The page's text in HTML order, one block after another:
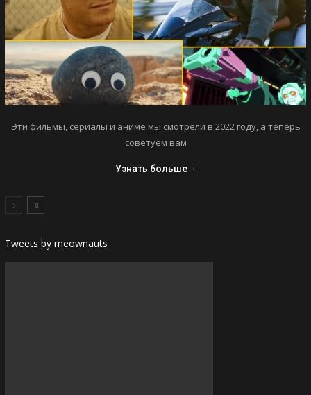
Эти фильмы, сериалы и аниме мы смотрели в 2022 году, а теперь
советуем вам
Узнать больше
Tweets by meownauts